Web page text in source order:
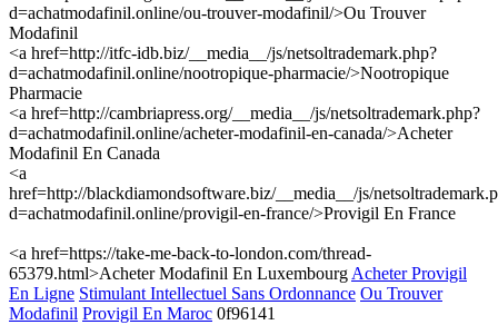
d=achatmodafinil.online/ou-trouver-modafinil/>Ou Trouver
Modafinil
<a href=http://itfc-idb.biz/__media__/js/netsoltrademark.php?
d=achatmodafinil.online/nootropique-pharmacie/>Nootropique
Pharmacie
<a href=http://cambriapress.org/__media__/js/netsoltrademark.php?
d=achatmodafinil.online/acheter-modafinil-en-canada/>Acheter
Modafinil En Canada
<a
href=http://blackdiamondsoftware.biz/__media__/js/
d=achatmodafinil.online/provigil-en-france/>Provigil En France
<a href=https://take-me-back-to-london.com/thread-
65379.html>Acheter Modafinil En Luxembourg Acheter Provigil
En Ligne Stimulant Intellectuel Sans Ordonnance Ou Trouver
Modafinil Provigil En Maroc 0f96141